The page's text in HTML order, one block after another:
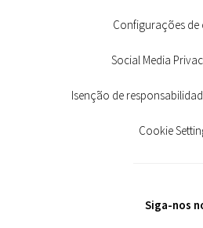
Configurações de
Social Media
Isenção de
Cookie
Siga-nos